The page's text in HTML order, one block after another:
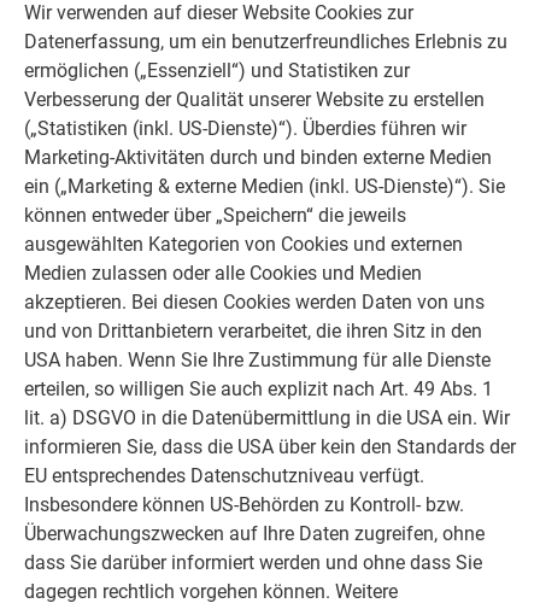
Wir verwenden auf dieser Website Cookies zur
Datenerfassung, um ein benutzerfreundliches Erlebnis zu
ermöglichen („Essenziell“) und Statistiken zur
Verbesserung der Qualität unserer Website zu erstellen
(„Statistiken (inkl. US-Dienste)“). Überdies führen wir
Marketing-Aktivitäten durch und binden externe Medien
ein („Marketing & externe Medien (inkl. US-Dienste)“). Sie
können entweder über „Speichern“ die jeweils
ausgewählten Kategorien von Cookies und externen
Medien zulassen oder alle Cookies und Medien
akzeptieren. Bei diesen Cookies werden Daten von uns
und von Drittanbietern verarbeitet, die ihren Sitz in den
USA haben. Wenn Sie Ihre Zustimmung für alle Dienste
erteilen, so willigen Sie auch explizit nach Art. 49 Abs. 1
lit. a) DSGVO in die Datenübermittlung in die USA ein. Wir
informieren Sie, dass die USA über kein den Standards der
EU entsprechendes Datenschutzniveau verfügt.
Insbesondere können US-Behörden zu Kontroll- bzw.
Überwachungszwecken auf Ihre Daten zugreifen, ohne
dass Sie darüber informiert werden und ohne dass Sie
dagegen rechtlich vorgehen können. Weitere
Holzschalung mit Nut und Kamm. Schließlich die
Dachdeckung mit den
Prefa Dachplatten FX12
, Dicke 0,70 mm, mit Oberfläche P.10 steingrau.Die
Dachfläche ohne einzigen rechten Winkel beträgt 340 m2.
Die vielen Schrägschnitte und Abbüge erfolgten vor Ort durch
Einsatz einer Segmentbiegemaschine. Der ab Mittag immer
aufkommende frische Wind, zwang eine permanente
Sicherung der noch nicht verlegten Platten und Profile.
Architektonisch wurde der Einbau von Schneestoppern auf
der ganzen Fläche dem Einsatz von örtlichen Schneefängern
vorgezogen. Die Ort- und Firstbleche wurden in der Werkstatt
vorproduziert, vor Ort mit Einhängeblechen befestigt und
vollflächig aufgeklebt. Die Rinnen und Ablaufrohre wurden
ihrerseits aus Gründen der statischen Haltbarkeit und als
Kontrast aus CrNiStahl 0,50 mm, Abwicklung 400 mm,
erstellt. Die An- und Abschlussbleche des Steildaches
erfolgten mit
Prefalz
0,70 mm, gleiche Oberfläche wie die Dachplatten.